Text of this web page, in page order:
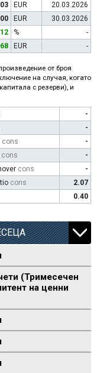
EUR
20.03.2026
EUR
30.03.2026
%
-
EUR -
от броя
на случая, когато
с резерви), и
-
-
cons
-
cons
-
cons
-
cons
2.07
0.40
(Тримесечен
на ценни